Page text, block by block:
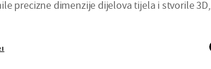
precizne dimenzije dijelova tijela i stvorile 3D,